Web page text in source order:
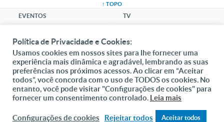
↑ TOPO
EVENTOS
NOTÍCIAS
MÚSICA
CLUBE
SANTUÁRIO
SOCIAL
TV
LOJA
Política de Privacidade e Cookies:
Usamos cookies em nossos sites para lhe fornecer uma
experiência mais dinâmica e agradável, lembrando as suas
preferências nos próximos acessos. Ao clicar em “Aceitar
todos”, você concorda com o uso de TODOS os cookies. No
entanto, você pode visitar "Configurações de cookies" para
fornecer um consentimento controlado. Leia mais
Configurações de cookies Rejeitar todos Aceitar todos